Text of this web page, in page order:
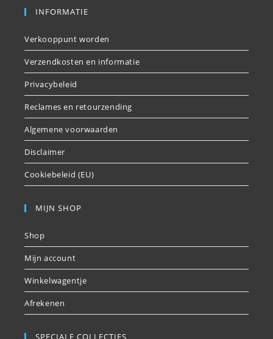
INFORMATIE
Verkooppunt worden
Verzendkosten en informatie
Privacybeleid
Reclames en retourzending
Algemene voorwaarden
Disclaimer
Cookiebeleid (EU)
MIJN SHOP
Shop
Mijn account
Winkelwagentje
Afrekenen
SPECIALE COLLECTIES